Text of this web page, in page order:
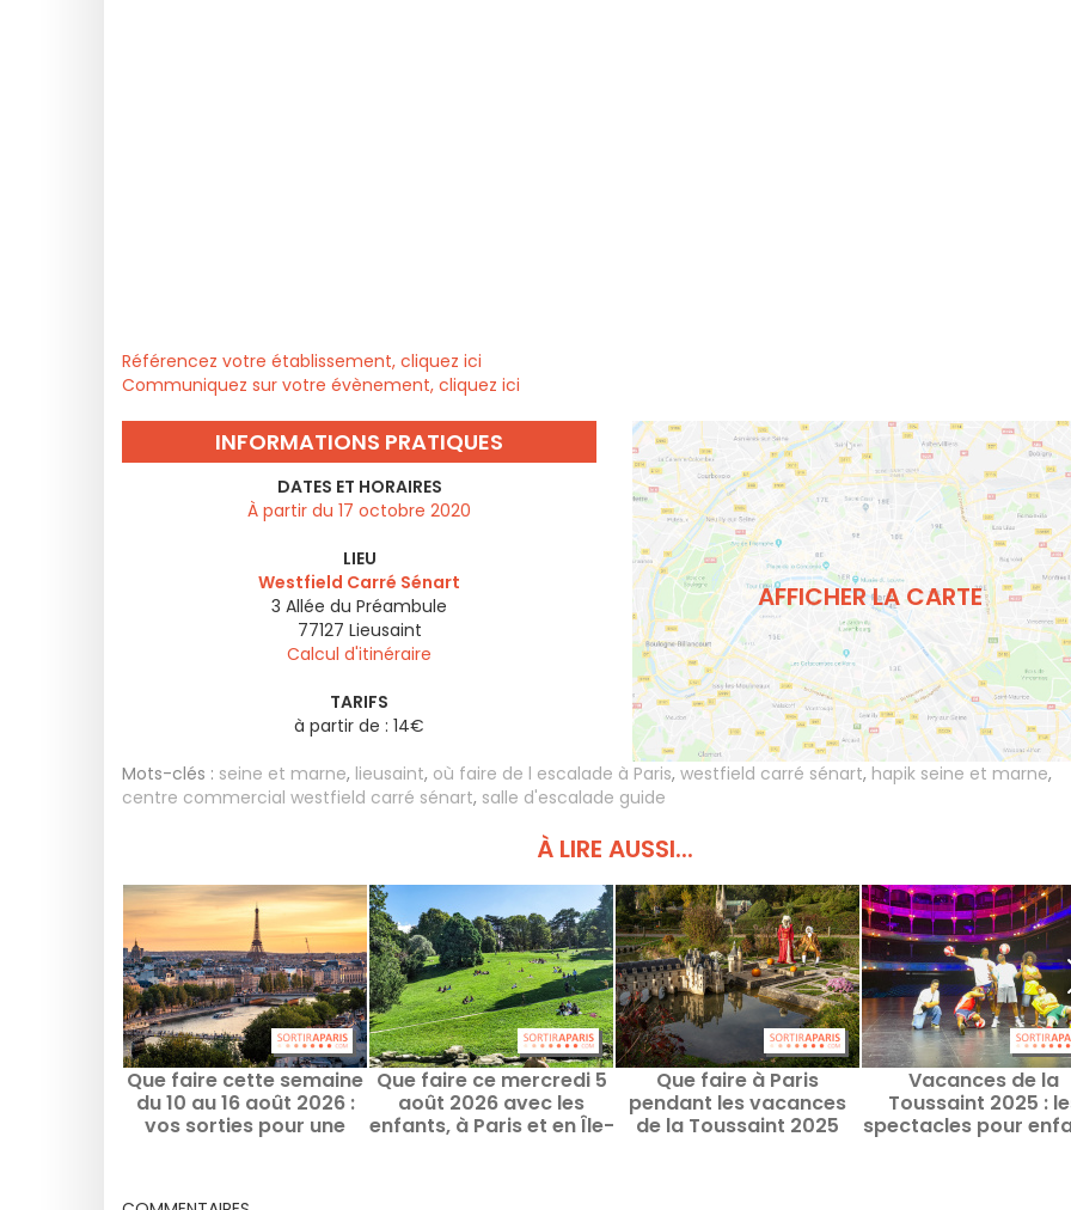
Référencez votre établissement, cliquez ici
Communiquez sur votre évènement, cliquez ici
INFORMATIONS PRATIQUES
DATES ET HORAIRES
À partir du 17 octobre 2020
LIEU
Westfield Carré Sénart
3 Allée du Préambule
77127 Lieusaint
Calcul d'itinéraire
TARIFS
à partir de : 14€
AFFICHER LA CARTE
Mots-clés : seine et marne, lieusaint, où faire de l escalade à Paris, westfield carré sénart, hapik seine et marne,
centre commercial westfield carré sénart, salle d'escalade guide
À LIRE AUSSI...
Que faire cette semaine
du 10 au 16 août 2026 :
vos sorties pour une
Que faire ce mercredi 5
août 2026 avec les
enfants, à Paris et en Île-
Que faire à Paris
pendant les vacances
de la Toussaint 2025
Vacances de la
Toussaint 2025 :
spectacles pour